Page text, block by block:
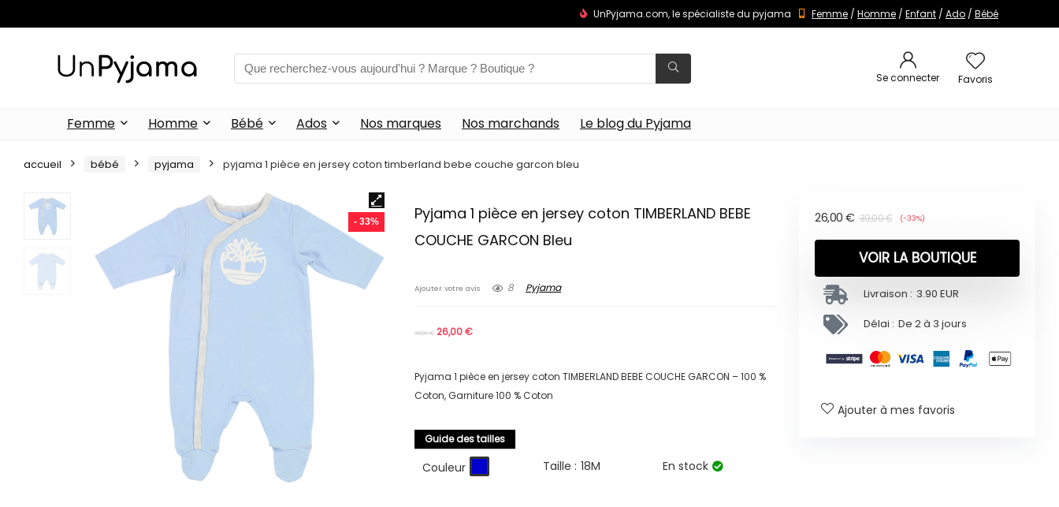
UnPyjama.com, le spécialiste du pyjama Femme / Homme / Enfant / Ado / Bébé
Se connecter Favoris
Femme Homme Bébé Ados Nos marques Nos marchands Le blog du Pyjama
accueil bébé pyjama pyjama 1 pièce en jersey coton timberland bebe couche garcon bleu
- 33%
Pyjama 1 pièce en jersey coton TIMBERLAND BEBE
COUCHE GARCON Bleu
Ajouter votre avis 8 Pyjama
39,00€ 26,00€
Pyjama 1 pièce en jersey coton TIMBERLAND BEBE COUCHE GARCON – 100 %
Coton, Garniture 100 % Coton
Guide des tailles
Couleur Taille : 18M En stock
39,00€
26,00 € (-33%)
VOIR LA BOUTIQUE
Livraison : 3.90 EUR
Délai : De 2 à 3 jours
Ajouter à mes favoris